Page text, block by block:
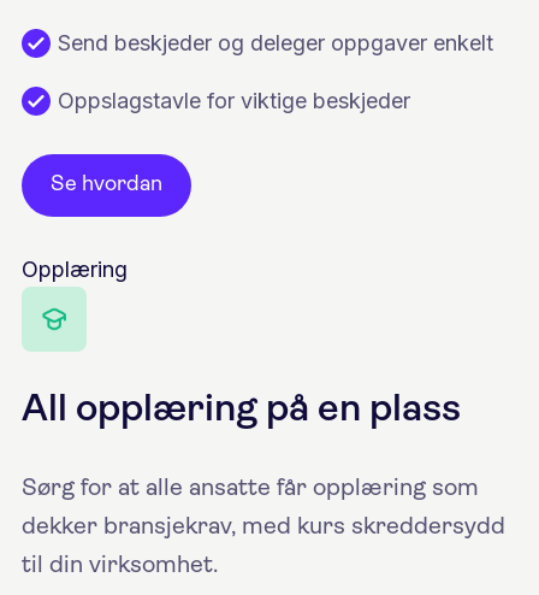
Send beskjeder og deleger oppgaver enkelt
Oppslagstavle for viktige beskjeder
Se hvordan
Opplæring
All opplæring på en plass
Sørg for at alle ansatte får opplæring som
dekker bransjekrav, med kurs skreddersydd
til din virksomhet.